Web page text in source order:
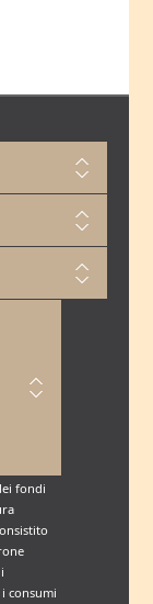
fondi
consumi